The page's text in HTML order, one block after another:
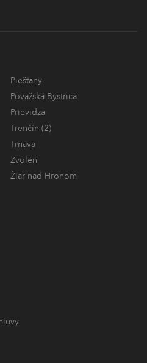
Piešťany
Považská Bystrica
Prievidza
Trenčín (2)
Trnava
Zvolen
Žiar nad Hronom